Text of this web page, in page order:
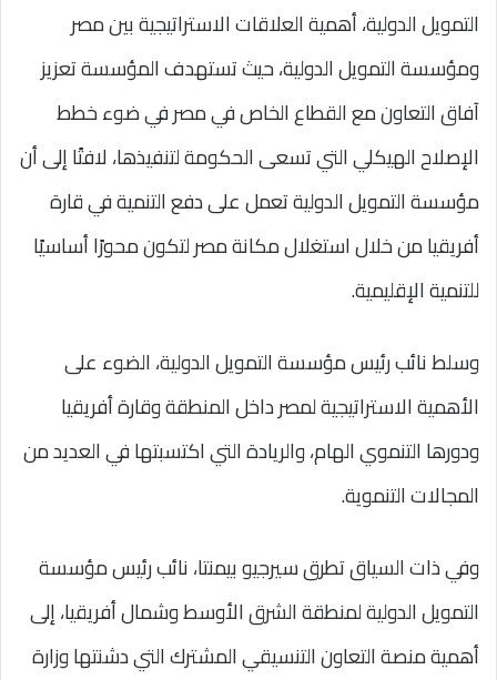
التمويل الدولية، أهمية العلاقات الاستراتيجية بين مصر
ومؤسسة التمويل الدولية، حيث تستهدف المؤسسة تعزيز
آفاق التعاون مع القطاع الخاص في مصر في ضوء خطط
الإصلاح الهيكلي التي تسعى الحكومة لتنفيذها، لافتًا إلى أن
مؤسسة التمويل الدولية تعمل على دفع التنمية في قارة
أفريقيا من خلال استغلال مكانة مصر لتكون محورًا أساسيًا
للتنمية الإقليمية.
وسلط نائب رئيس مؤسسة التمويل الدولية، الضوء على
الأهمية الاستراتيجية لمصر داخل المنطقة وقارة أفريقيا
ودورها التنموي الهام، والريادة التي اكتسبتها في العديد من
المجالات التنموية.
وفي ذات السياق تطرق سيرجيو بيمنتا، نائب رئيس مؤسسة
التمويل الدولية لمنطقة الشرق الأوسط وشمال أفريقيا، إلى
أهمية منصة التعاون التنسيقي المشترك التي دشنتها وزارة